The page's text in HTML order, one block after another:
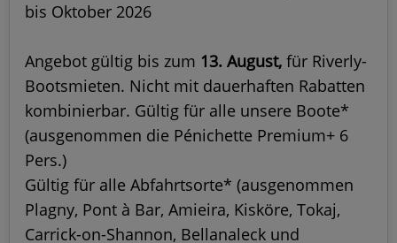
bis Oktober 2026
Angebot gültig bis zum 13. August, für Riverly-
Bootsmieten. Nicht mit dauerhaften Rabatten
kombinierbar. Gültig für alle unsere Boote*
(ausgenommen die Pénichette Premium+ 6
Pers.)
Gültig für alle Abfahrtsorte* (ausgenommen
Plagny, Pont à Bar, Amieira, Kisköre, Tokaj,
Carrick-on-Shannon, Bellanaleck und